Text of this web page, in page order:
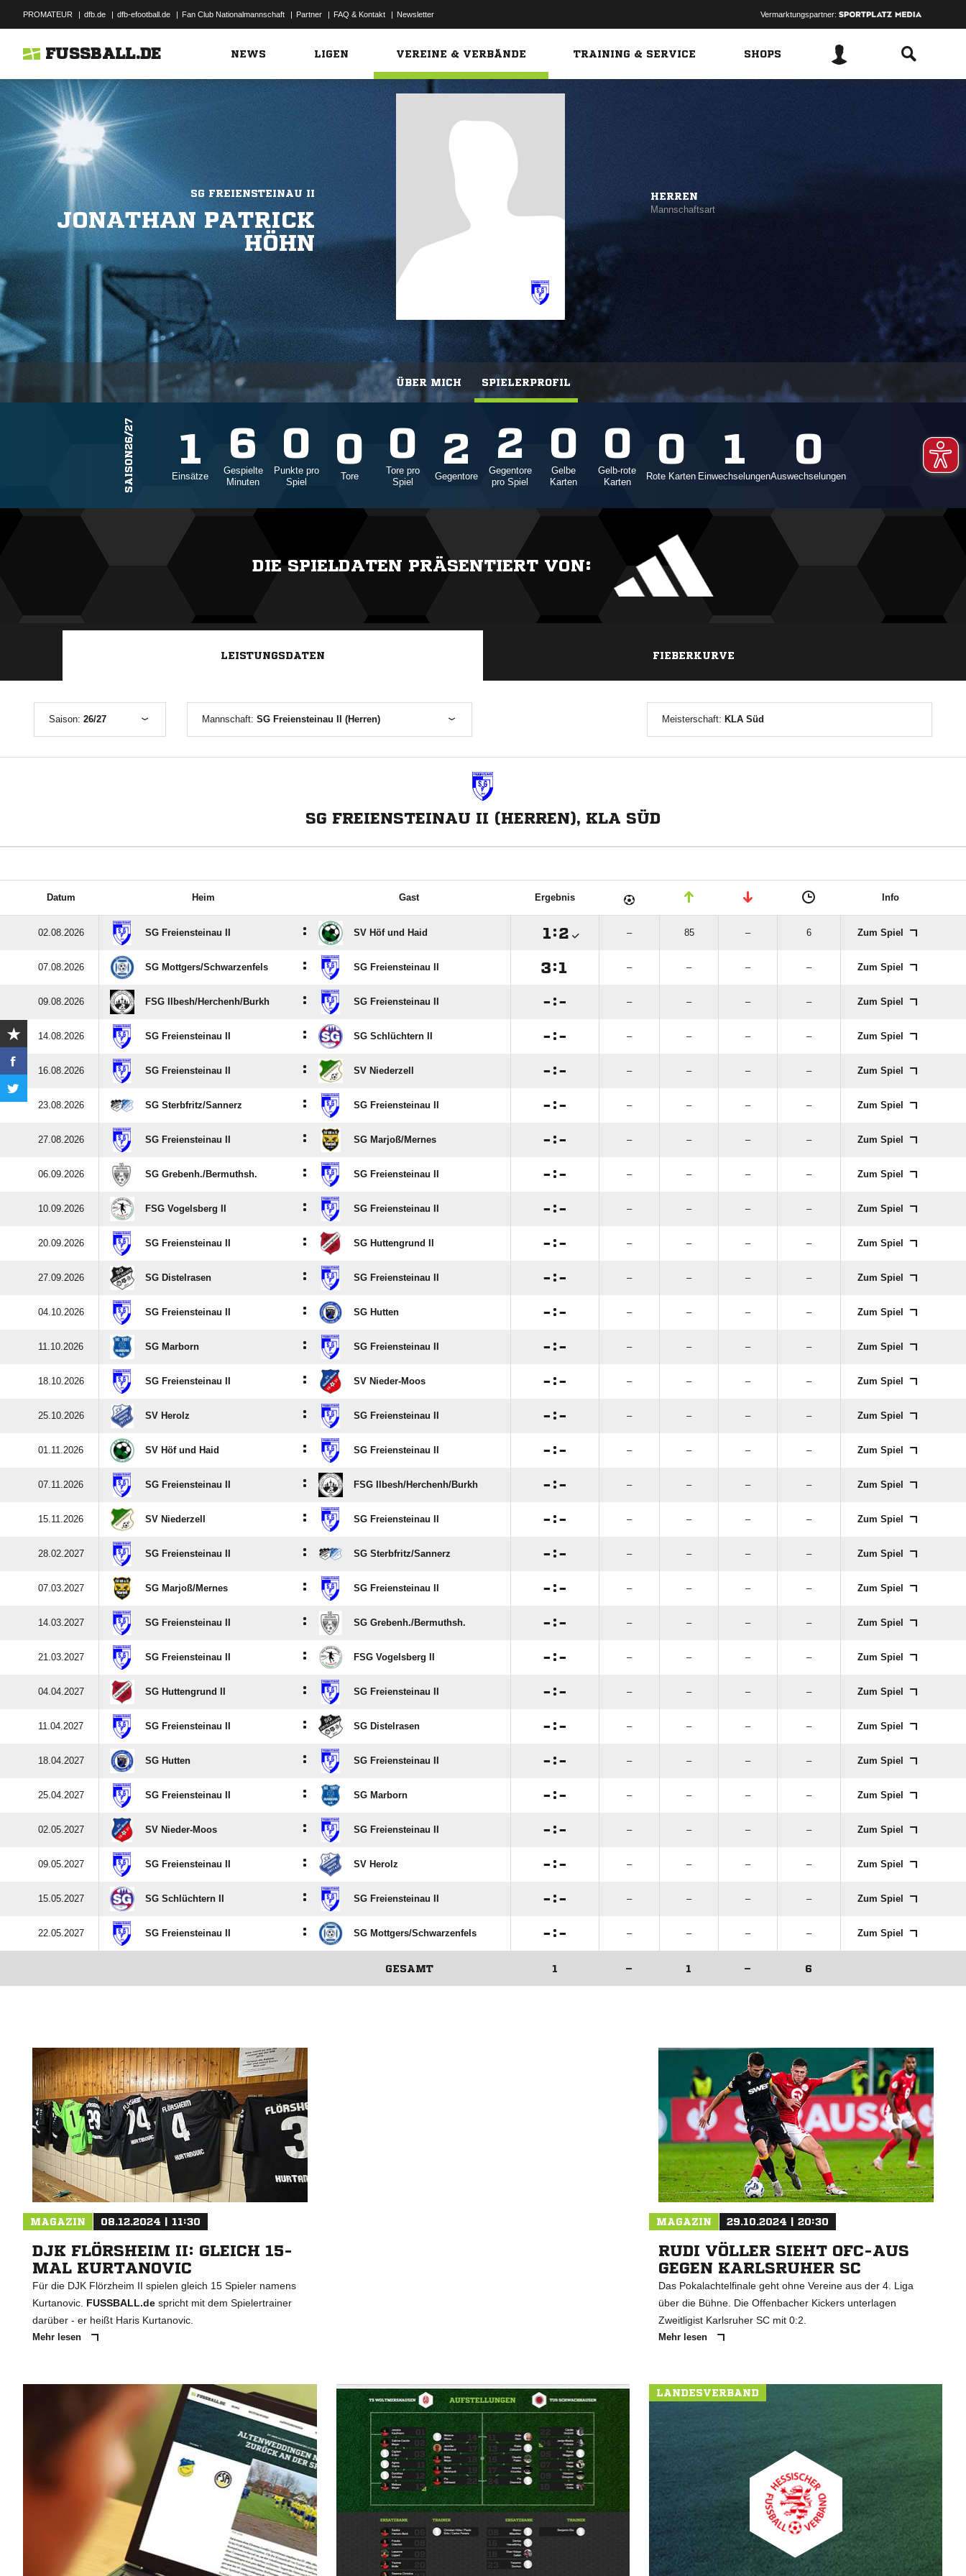
PROMATEUR | dfb.de | dfb-efootball.de | Fan Club Nationalmannschaft | Partner | FAQ & Kontakt | Newsletter Vermarktungspartner:
FUSSBALL.DE NEWS LIGEN VEREINE & VERBÄNDE TRAINING & SERVICE SHOPS
ÜBER MICH SPIELERPROFIL
SG FREIENSTEINAU II
JONATHAN PATRICK
HÖHN
HERREN
Mannschaftsart
SAISON26/27 1
Einsätze
6
Gespielte
Minuten
0
Punkte pro
Spiel
0
Tore
0
Tore pro
Spiel
2
Gegentore
2
Gegentore
pro Spiel
0
Gelbe
Karten
0
Gelb-rote
Karten
0
Rote Karten
1
Einwechselungen
0
Auswechselungen
DIE SPIELDATEN PRÄSENTIERT VON:
LEISTUNGSDATEN FIEBERKURVE
Saison: 26/27 Mannschaft:SG Freiensteinau II (Herren) Meisterschaft: KLA Süd
SG FREIENSTEINAU II (HERREN), KLA SÜD
Datum Heim Gast Ergebnis Info
02.08.2026 SG Freiensteinau II : SV Höf und Haid : – 85 – 6 Zum Spiel
07.08.2026 SG Mottgers/​Schwarzenfels : SG Freiensteinau II : – – – – Zum Spiel
09.08.2026 FSG Ilbesh/​Herchenh/​Burkh : SG Freiensteinau II  : – – – – Zum Spiel
14.08.2026 SG Freiensteinau II : SG Schlüchtern II  : – – – – Zum Spiel
16.08.2026 SG Freiensteinau II : SV Niederzell  : – – – – Zum Spiel
23.08.2026 SG Sterbfritz/​Sannerz : SG Freiensteinau II  : – – – – Zum Spiel
27.08.2026 SG Freiensteinau II : SG Marjoß/​Mernes  : – – – – Zum Spiel
06.09.2026 SG Grebenh./​Bermuthsh. : SG Freiensteinau II  : – – – – Zum Spiel
10.09.2026 FSG Vogelsberg II : SG Freiensteinau II  : – – – – Zum Spiel
20.09.2026 SG Freiensteinau II : SG Huttengrund II  : – – – – Zum Spiel
27.09.2026 SG Distelrasen : SG Freiensteinau II  : – – – – Zum Spiel
04.10.2026 SG Freiensteinau II : SG Hutten  : – – – – Zum Spiel
11.10.2026 SG Marborn : SG Freiensteinau II  : – – – – Zum Spiel
18.10.2026 SG Freiensteinau II : SV Nieder-Moos  : – – – – Zum Spiel
25.10.2026 SV Herolz : SG Freiensteinau II  : – – – – Zum Spiel
01.11.2026 SV Höf und Haid : SG Freiensteinau II  : – – – – Zum Spiel
07.11.2026 SG Freiensteinau II : FSG Ilbesh/​Herchenh/​Burkh  : – – – – Zum Spiel
15.11.2026 SV Niederzell : SG Freiensteinau II  : – – – – Zum Spiel
28.02.2027 SG Freiensteinau II : SG Sterbfritz/​Sannerz  : – – – – Zum Spiel
07.03.2027 SG Marjoß/​Mernes : SG Freiensteinau II  : – – – – Zum Spiel
14.03.2027 SG Freiensteinau II : SG Grebenh./​Bermuthsh.  : – – – – Zum Spiel
21.03.2027 SG Freiensteinau II : FSG Vogelsberg II  : – – – – Zum Spiel
04.04.2027 SG Huttengrund II : SG Freiensteinau II  : – – – – Zum Spiel
11.04.2027 SG Freiensteinau II : SG Distelrasen  : – – – – Zum Spiel
18.04.2027 SG Hutten : SG Freiensteinau II  : – – – – Zum Spiel
25.04.2027 SG Freiensteinau II : SG Marborn  : – – – – Zum Spiel
02.05.2027 SV Nieder-Moos : SG Freiensteinau II  : – – – – Zum Spiel
09.05.2027 SG Freiensteinau II : SV Herolz  : – – – – Zum Spiel
15.05.2027 SG Schlüchtern II : SG Freiensteinau II  : – – – – Zum Spiel
22.05.2027 SG Freiensteinau II : SG Mottgers/​Schwarzenfels  : – – – – Zum Spiel
GESAMT 1 – 1 – 6
MAGAZIN 08.12.2024 | 11:30
DJK FLÖRSHEIM II: GLEICH 15-
MAL KURTANOVIC
Für die DJK Flörzheim II spielen gleich 15 Spieler namens
Kurtanovic. FUSSBALL.de spricht mit dem Spielertrainer
darüber - er heißt Haris Kurtanovic.
Mehr lesen
MAGAZIN 29.10.2024 | 20:30
RUDI VÖLLER SIEHT OFC-AUS
GEGEN KARLSRUHER SC
Das Pokalachtelfinale geht ohne Vereine aus der 4. Liga
über die Bühne. Die Offenbacher Kickers unterlagen
Zweitligist Karlsruher SC mit 0:2.
Mehr lesen
LANDESVERBAND